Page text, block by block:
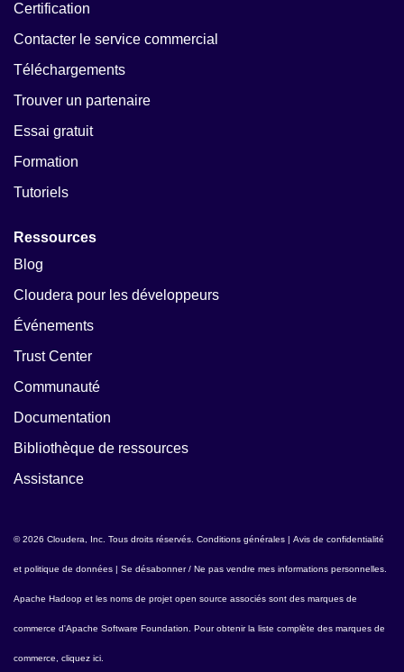
Certification
Contacter le service commercial
Téléchargements
Trouver un partenaire
Essai gratuit
Formation
Tutoriels
Ressources
Blog
Cloudera pour les développeurs
Événements
Trust Center
Communauté
Documentation
Bibliothèque de ressources
Assistance
© 2026 Cloudera, Inc. Tous droits réservés. Conditions générales Avis de confidentialité
et politique de données Se désabonner / Ne pas vendre mes informations personnelles.
Apache Hadoop et les noms de projet open source associés sont des marques de
commerce d'Apache Software Foundation. Pour obtenir la liste complète des marques de
commerce, cliquez ici.